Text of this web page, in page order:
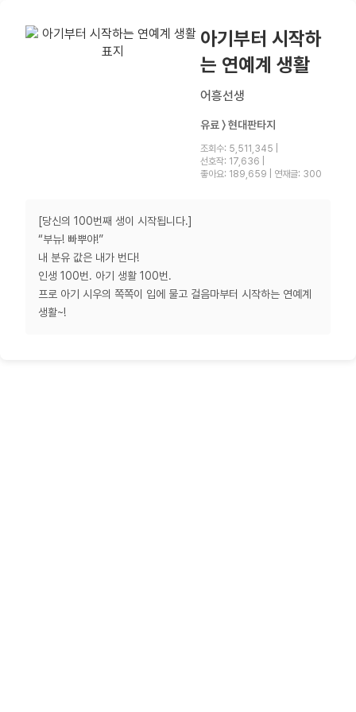
아기부터 시작하
는 연예계 생활
어흥선생
유료 〉 현대판타지
조회수: 5,511,345
선호작: 17,636
좋아요: 189,659
연재글: 300
[당신의 100번째 생이 시작됩니다.]
“부뉴! 빠뿌야!”
내 분유 값은 내가 번다!
인생 100번. 아기 생활 100번.
프로 아기 시우의 쪽쪽이 입에 물고 걸음마부터 시작하는 연예계
생활~!